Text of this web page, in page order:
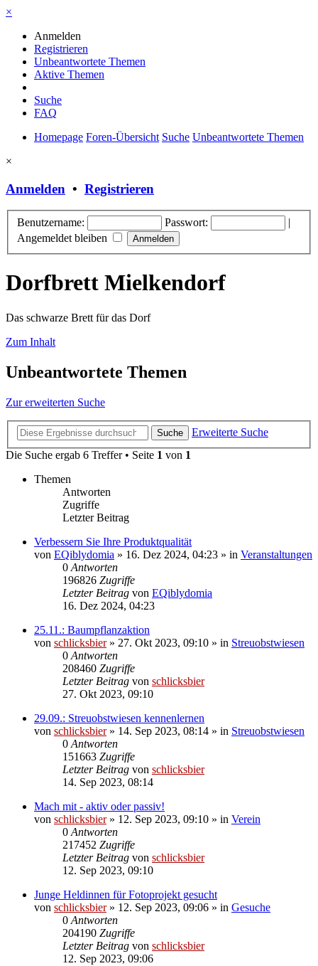
×
Anmelden
Registrieren
Unbeantwortete Themen
Aktive Themen
Suche
FAQ
Homepage Foren-Übersicht Suche Unbeantwortete Themen
×
Anmelden • Registrieren
Benutzername: Passwort:
|
Angemeldet bleiben
Dorfbrett Mielkendorf
Das schwarze Brett für das Dorf
Zum Inhalt
Unbeantwortete Themen
Zur erweiterten Suche
Suche
Erweiterte Suche
Die Suche ergab 6 Treffer • Seite 1 von 1
Themen
Antworten
Zugriffe
Letzter Beitrag
Verbessern Sie Ihre Produktqualität
von EQiblydomia » 16. Dez 2024, 04:23 » in Veranstaltungen
0 Antworten
196826 Zugriffe
Letzter Beitrag von EQiblydomia
16. Dez 2024, 04:23
25.11.: Baumpflanzaktion
von schlicksbier» 27. Okt 2023, 09:10 » in Streuobstwiesen
0 Antworten
208460 Zugriffe
Letzter Beitrag von schlicksbier
27. Okt 2023, 09:10
29.09.: Streuobstwiesen kennenlernen
von schlicksbier» 14. Sep 2023, 08:14 » in Streuobstwiesen
0 Antworten
151663 Zugriffe
Letzter Beitrag von schlicksbier
14. Sep 2023, 08:14
Mach mit - aktiv oder passiv!
von schlicksbier» 12. Sep 2023, 09:10 » in Verein
0 Antworten
217452 Zugriffe
Letzter Beitrag von schlicksbier
12. Sep 2023, 09:10
Junge Heldinnen für Fotoprojekt gesucht
von schlicksbier» 12. Sep 2023, 09:06 » in Gesuche
0 Antworten
204190 Zugriffe
Letzter Beitrag von schlicksbier
12. Sep 2023, 09:06